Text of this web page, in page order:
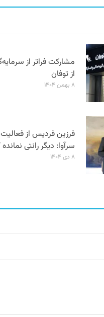
مشارکت فراتر از
از توفان
۸ بهمن ۱۴۰۴
فرزین فردیس از
سرآوا: دیگر رانتی
۸ دی ۱۴۰۴